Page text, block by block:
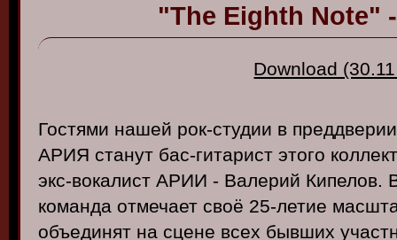
"The Eighth Note" -
Download
Гостями нашей рок-студии в преддверии
АРИЯ станут бас-гитарист этого
экс-вокалист АРИИ - Валерий Кипелов.
команда отмечает своё 25-летие
объединят на сцене всех бывших